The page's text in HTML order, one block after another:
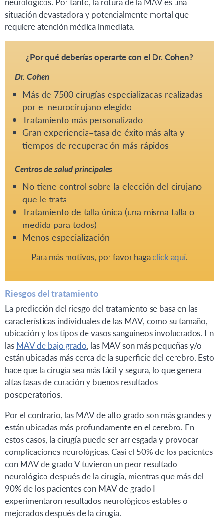
situación devastadora y potencialmente mortal que
requiere atención médica inmediata.
¿Por qué deberías operarte con el Dr. Cohen?
Dr. Cohen
Más de 7500 cirugías especializadas realizadas
por el neurocirujano elegido
Tratamiento más personalizado
Gran experiencia=tasa de éxito más alta y
tiempos de recuperación más rápidos
Centros de salud principales
No tiene control sobre la elección del cirujano
que le trata
Tratamiento de talla única (una misma talla o
medida para todos)
Menos especialización
Para más motivos, por favor hagaclick aquí.
Riesgos del tratamiento
La predicción del riesgo del tratamiento se basa en las
características individuales de las MAV, como su tamaño,
ubicación y los tipos de vasos sanguíneos involucrados. En
las MAV de bajo grado, las MAV son más pequeñas y/o
están ubicadas más cerca de la superficie del cerebro. Esto
hace que la cirugía sea más fácil y segura, lo que genera
altas tasas de curación y buenos resultados
posoperatorios.
Por el contrario, las MAV de alto grado son más grandes y
están ubicadas más profundamente en el cerebro. En
estos casos, la cirugía puede ser arriesgada y provocar
complicaciones neurológicas. Casi el 50% de los pacientes
con MAV de grado V tuvieron un peor resultado
neurológico después de la cirugía, mientras que más del
90% de los pacientes con MAV de grado I
experimentaron resultados neurológicos estables o
mejorados después de la cirugía.